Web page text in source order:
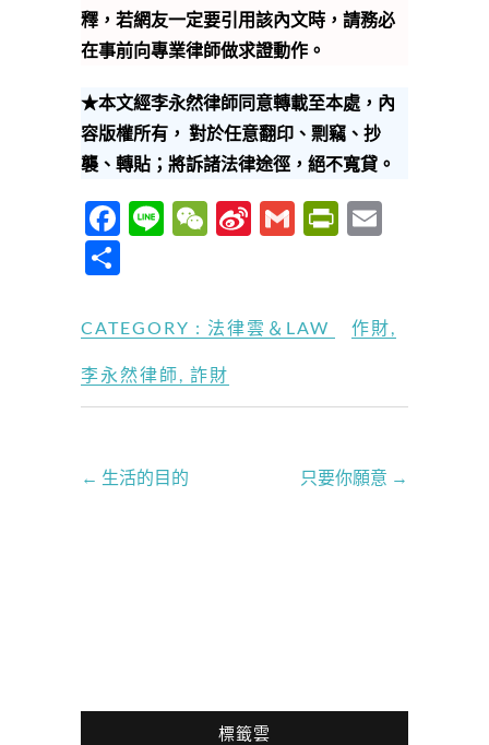
釋，若網友一定要引用該內文時，請務必
在事前向專業律師做求證動作。
★本文經李永然律師同意轉載至本處，內
容版權所有， 對於任意翻印、剽竊、抄
襲、轉貼；將訴諸法律途徑，絕不寬貸。
F
b
o
o
Li
W
h
at
Si
W
G
P
Fr
y
CATEGORY : 法律雲＆LAW 作財
李永然律師 詐財
← 生活的目的 只要你願意 →
標籤雲